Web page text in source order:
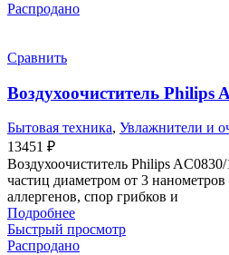
Распродано
Сравнить
Воздухоочиститель Philips
Бытовая техника, Увлажнители и
13451 ₽
Воздухоочиститель Philips
частиц диаметром от 3
аллергенов, спор грибков и
Подробнее
Быстрый просмотр
Распродано